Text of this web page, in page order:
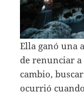
Ella ganó una
de renunciar a
cambio,
ocurrió